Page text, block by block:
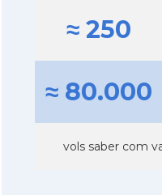
≈ 250
≈ 80.000
vols saber com